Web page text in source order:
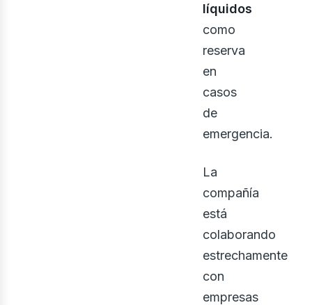
líquidos
como
reserva
en
casos
de
emergencia.
La
compañía
está
colaborando
estrechamente
con
empresas